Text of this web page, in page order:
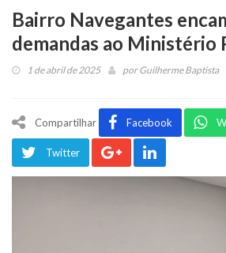
Bairro Navegantes
demandas ao Ministério
1 de abril de 2025 porGuilherme Baptista
Compartilhar Facebook
Twitter